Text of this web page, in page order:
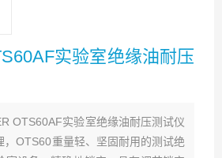
实验室绝缘油耐压
OTS60AF实验室绝缘油耐压测试仪
，OTS60重量轻、坚固耐用的测试绝